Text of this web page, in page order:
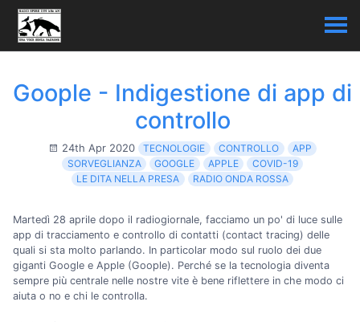
Goople - Indigestione di app di
controllo
24th Apr 2020 TECNOLOGIE CONTROLLO
APP
SORVEGLIANZA
GOOGLE APPLE
COVID-19
LE DITA NELLA PRESA
RADIO ONDA ROSSA
Martedì 28 aprile dopo il radiogiornale, facciamo un po' di luce sulle
app di tracciamento e controllo di contatti (contact tracing) delle
quali si sta molto parlando. In particolar modo sul ruolo dei due
giganti Google e Apple (Goople). Perché se la tecnologia diventa
sempre più centrale nelle nostre vite è bene riflettere in che modo ci
aiuta o no e chi le controlla.